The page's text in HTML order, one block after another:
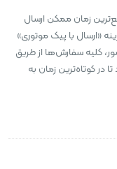
زمان ممکن ارسال
«ارسال با پیک موتوری»
کلیه سفارش‌ها از طریق
کوتاه‌ترین زمان به